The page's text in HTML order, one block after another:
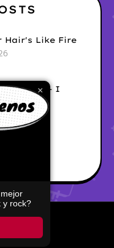
×
y rock?
Hair's Like Fire
- I
Punkers